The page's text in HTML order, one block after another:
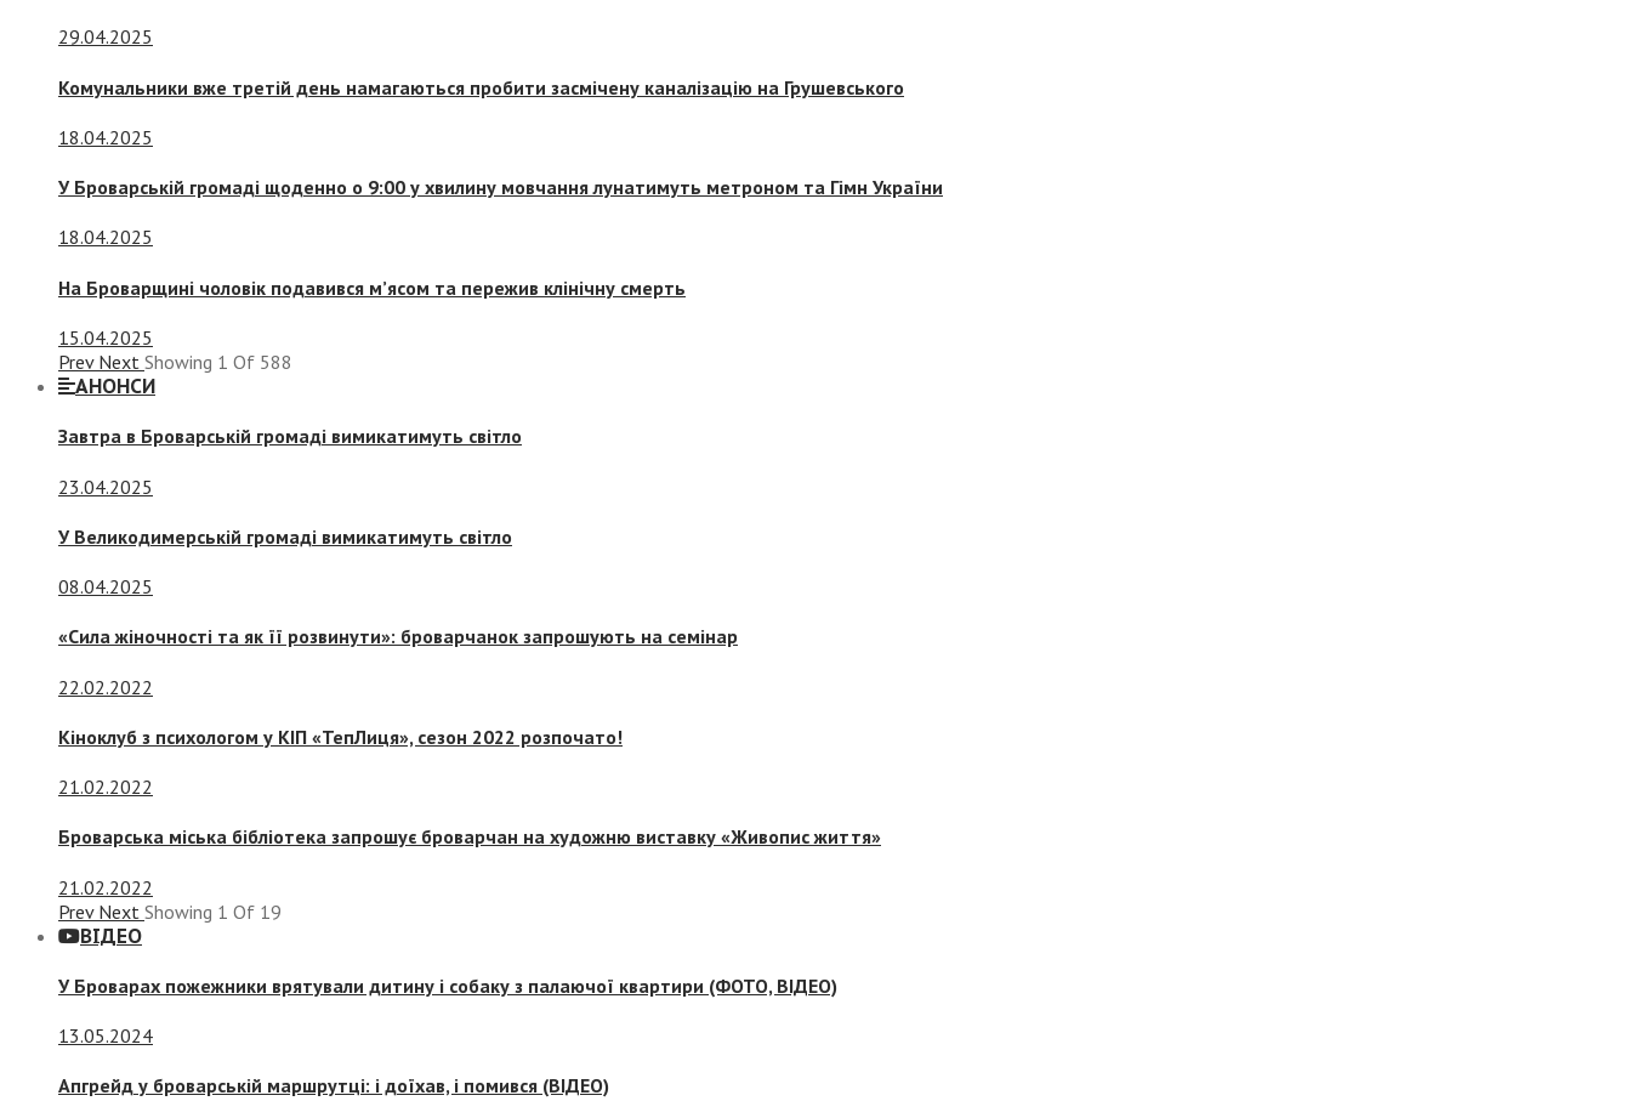
29.04.2025
Комунальники вже третій день намагаються пробити засмічену каналізацію на Грушевського
18.04.2025
У Броварській громаді щоденно о 9:00 у хвилину мовчання лунатимуть метроном та Гімн України
18.04.2025
На Броварщині чоловік подавився м’ясом та пережив клінічну смерть
15.04.2025
Prev Next Showing 1 Of 588
АНОНСИ
Завтра в Броварській громаді вимикатимуть світло
23.04.2025
У Великодимерській громаді вимикатимуть світло
08.04.2025
«Сила жіночності та як її розвинути»: броварчанок запрошують на семінар
22.02.2022
Кіноклуб з психологом у КІП «ТепЛиця», сезон 2022 розпочато!
21.02.2022
Броварська міська бібліотека запрошує броварчан на художню виставку «Живопис життя»
21.02.2022
Prev Next Showing 1 Of 19
ВІДЕО
У Броварах пожежники врятували дитину і собаку з палаючої квартири (ФОТО, ВІДЕО)
13.05.2024
Апгрейд у броварській маршрутці: і доїхав, і помився (ВІДЕО)